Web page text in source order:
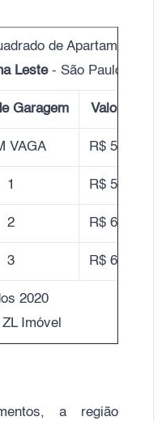
de Apartamentos
Leste- São Paulo
Garagem Valor do m²
VAGA R$ 5.220,00
1 R$ 5.550,00
2 R$ 6.050,00
3 R$ 6.080,00
2020
Imóvel
a região